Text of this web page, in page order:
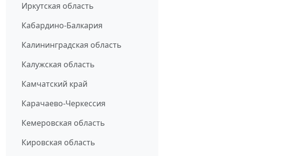
Иркутская область
Кабардино-Балкария
Калининградская область
Калужская область
Камчатский край
Карачаево-Черкессия
Кемеровская область
Кировская область